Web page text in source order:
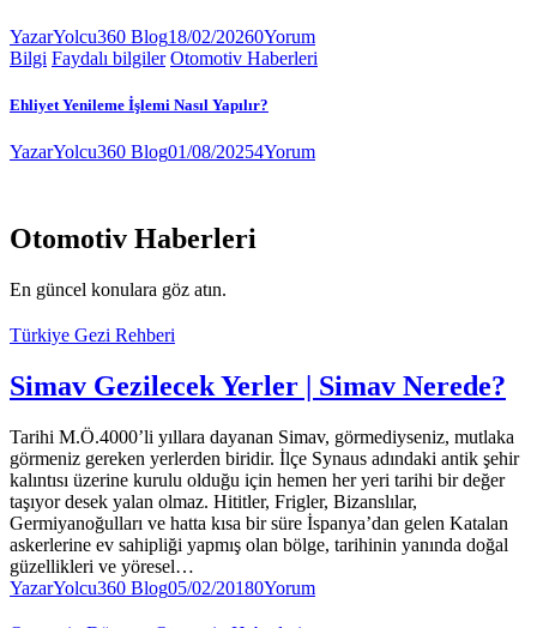
YazarYolcu360 Blog18/02/20260Yorum
Bilgi Faydalı bilgiler Otomotiv Haberleri
Ehliyet Yenileme İşlemi Nasıl Yapılır?
YazarYolcu360 Blog01/08/20254Yorum
Otomotiv Haberleri
En güncel konulara göz atın.
Türkiye Gezi Rehberi
Simav Gezilecek Yerler | Simav Nerede?
Tarihi M.Ö.4000’li yıllara dayanan Simav, görmediyseniz, mutlaka
görmeniz gereken yerlerden biridir. İlçe Synaus adındaki antik şehir
kalıntısı üzerine kurulu olduğu için hemen her yeri tarihi bir değer
taşıyor desek yalan olmaz. Hititler, Frigler, Bizanslılar,
Germiyanoğulları ve hatta kısa bir süre İspanya’dan gelen Katalan
askerlerine ev sahipliği yapmış olan bölge, tarihinin yanında doğal
güzellikleri ve yöresel…
YazarYolcu360 Blog05/02/20180Yorum